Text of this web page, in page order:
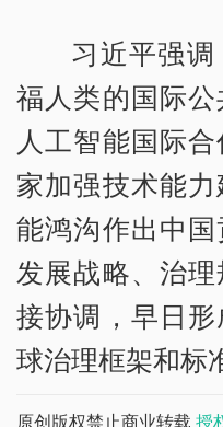
习近平强
福人类的国际
人工智能国际
家加强技术能
能鸿沟作出中
发展战略、治
接协调，早日
球治理框架和标
原创版权禁止商业转载 授